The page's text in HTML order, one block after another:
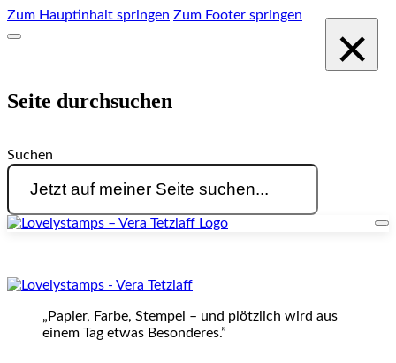
Zum Hauptinhalt springen Zum Footer springen
Seite durchsuchen
Suchen
×
„Papier, Farbe, Stempel – und plötzlich wird aus
einem Tag etwas Besonderes.”